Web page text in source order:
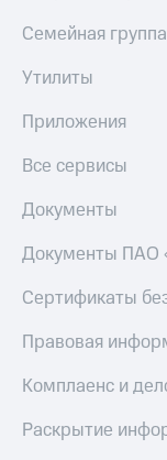
Семейная группа
Утилиты
Приложения
Все сервисы
Документы
Документы ПАО
Сертификаты
Правовая
Комплаенс и
Раскрытие